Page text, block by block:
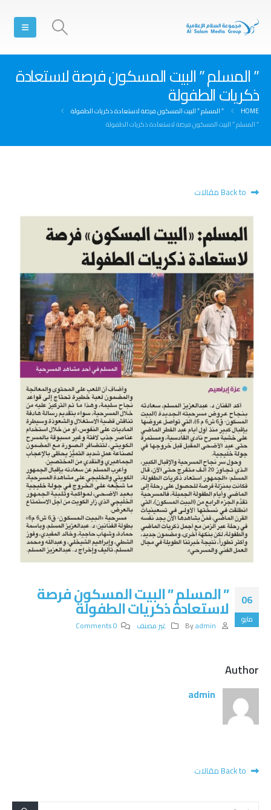
” المسلم ” البيت المسكون فرصة لاستعادة
ذكريات الطفولة
HOME
” المسلم ” البيت المسكون فرصة لاستعادة ذكريات الطفولة
” المسلم ” البيت المسكون فرصة لاستعادة ذكريات الطفولة
06
مايو
” المسلم ” البيت المسكون فرصة
لاستعادة ذكريات الطفولة
Byadmin غير مصنف 0 Comments
Author
admin